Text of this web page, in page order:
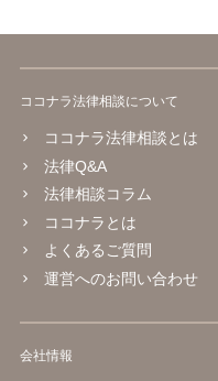
知覚検査、可動域検査などの
見、画像所見、症状の一貫性
前に症状の経過や現在困って
るべき症状や記載内容につい
します。
ココナラ法律相談について
ココナラ法律相談とは
法律Q&A
法律相談コラム
ココナラとは
よくあるご質問
運営へのお問い合わせ
会社情報